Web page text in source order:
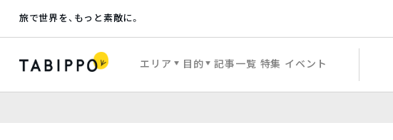
旅で世界を、もっと素敵に。
エリア 目的 記事一覧 特集 イベント